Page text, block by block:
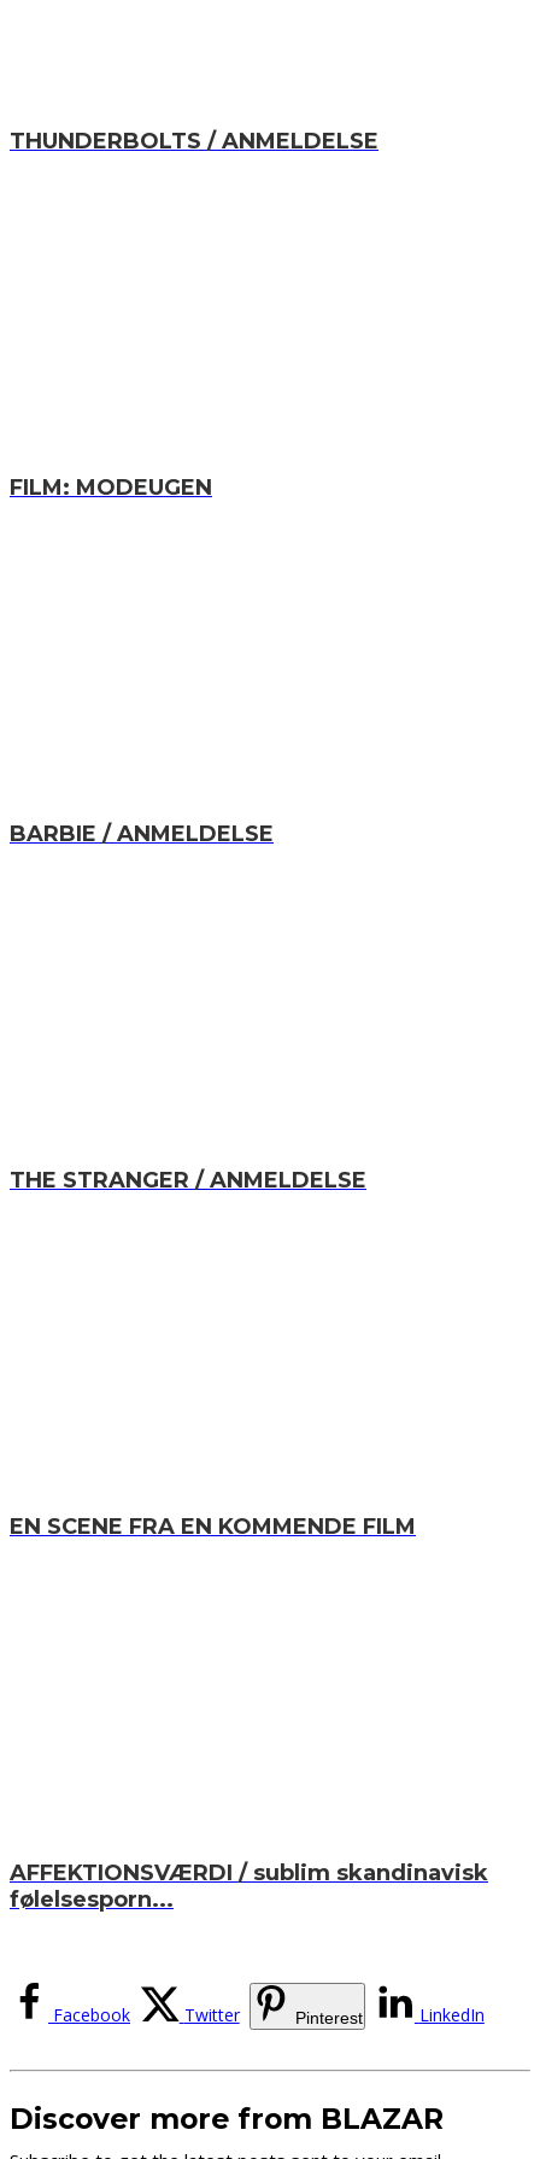
THUNDERBOLTS / ANMELDELSE
FILM: MODEUGEN
BARBIE / ANMELDELSE
THE STRANGER / ANMELDELSE
EN SCENE FRA EN KOMMENDE FILM
AFFEKTIONSVÆRDI / sublim skandinavisk
følelsesporn...
Facebook Twitter Pinterest LinkedIn
Discover more from BLAZAR